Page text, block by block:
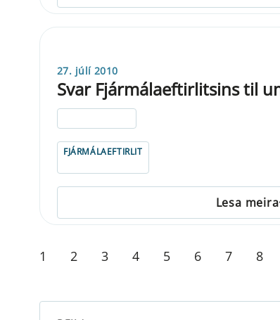
27. júlí 2010
Svar Fjármálaeftirlitsins til
FJÁRMÁLAEFTIRLIT
Lesa meira
1 2 3 4 5 6 7 8